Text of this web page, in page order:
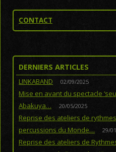
CONTACT
DERNIERS ARTICLES
LINKABAND 02/09/2025
Mise en avant du spectacle
Abakuya…
20/05/2025
Reprise des ateliers de
percussions du Monde…
29/
Reprise des ateliers de